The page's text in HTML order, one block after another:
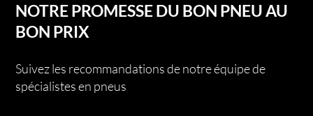
NOTRE PROMESSE DU BON PNEU AU
BON PRIX
Suivez les recommandations de notre équipe de
spécialistes en pneus